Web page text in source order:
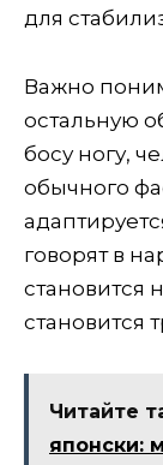
для
Важно
остальную
босу ногу,
обычного
говорят в
становится
становится
Читайте
японски: